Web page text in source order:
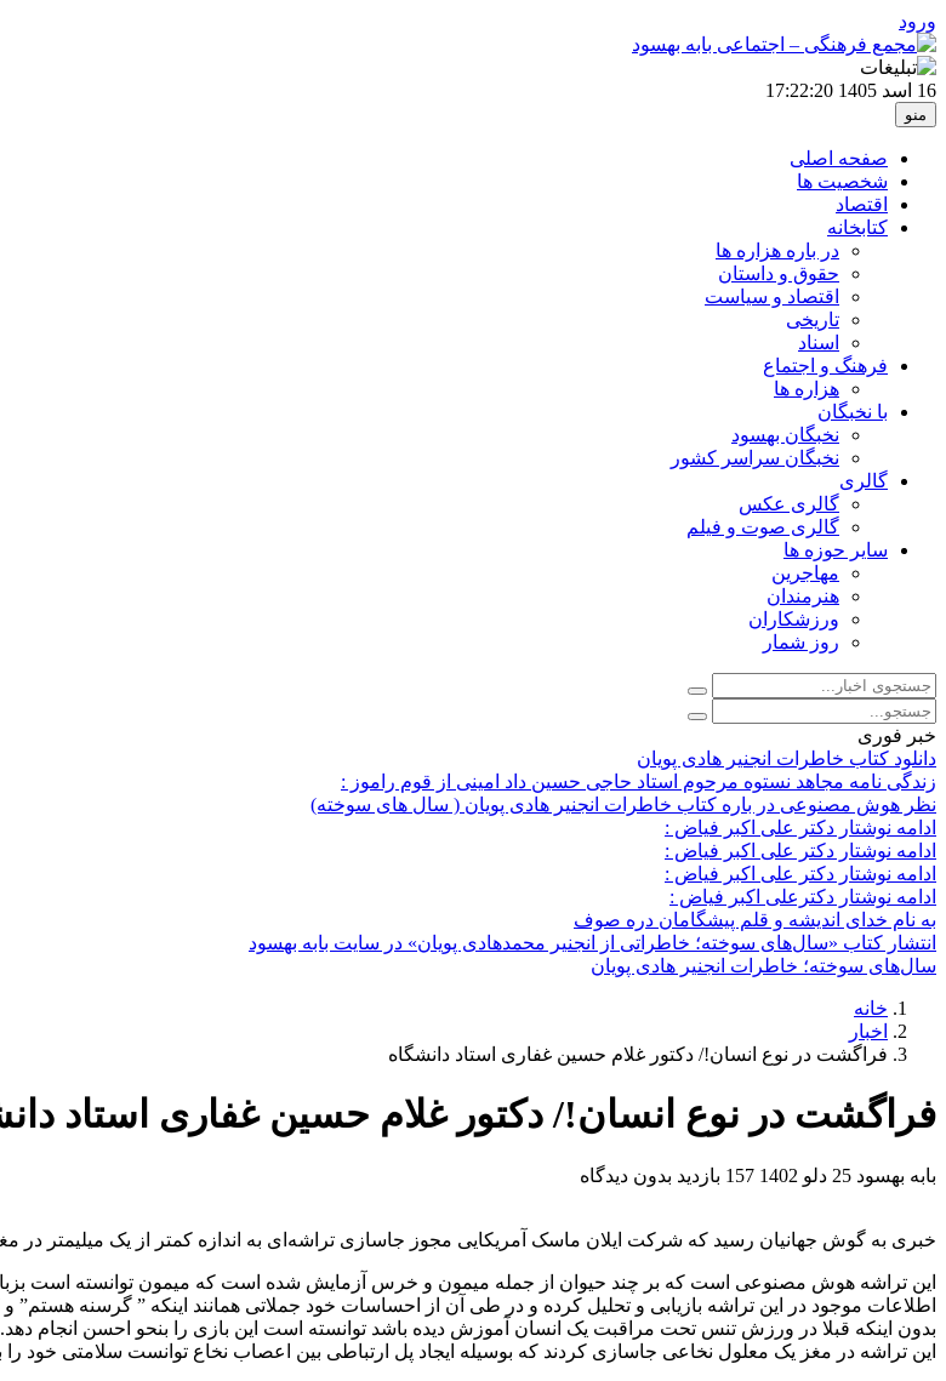
ورود
16 اسد 1405 17:22:20
منو
صفحه اصلی
شخصیت ها
اقتصاد
کتابخانه
در باره هزاره ها
حقوق و داستان
اقتصاد و سیاست
تاریخی
اسناد
فرهنگ و اجتماع
هزاره ها
با نخبگان
نخبگان بهسود
نخبگان سراسر کشور
گالری
گالری عکس
گالری صوت و فیلم
سایر حوزه ها
مهاجرین
هنرمندان
ورزشکاران
روز شمار
خبر فوری
دانلود کتاب خاطرات انجنیر هادی پویان
زندگی نامه مجاهد نستوه مرحوم استاد حاجی حسین داد امینی از قوم راموز :
نظر هوش مصنوعی در باره کتاب خاطرات انجنیر هادی پویان ( سال های سوخته)
ادامه نوشتار دکتر علی اکبر فیاض :
ادامه نوشتار دکتر علی اکبر فیاض :
ادامه نوشتار دکتر علی اکبر فیاض :
ادامه نوشتار دکترعلی اکبر فیاض :
به نام خدای اندیشه و قلم پیشگامان دره صوف
انتشار کتاب «سال‌های سوخته؛ خاطراتی از انجنیر محمدهادی پویان» در سایت بابه بهسود
سال‌های سوخته؛ خاطرات انجنیر هادی پویان
خانه
اخبار
فراگشت در نوع انسان!/ دکتور غلام حسین غفاری استاد دانشگاه
فراگشت در نوع انسان!/ دکتور غلام حسین غفاری استاد
بابه بهسود 25 دلو 1402 157 بازدید بدون دیدگاه
خبری به گوش جهانیان رسید که شرکت ایلان ماسک آمریکایی مجوز جاسازی تراشه‌ای به اندازه کمتر از یک میلیمتر در
این تراشه‌ هوش مصنوعی است که بر چند حیوان از جمله میمون و خرس آزمایش شده است که میمون توانسته است
اطلاعات موجود در این تراشه بازیابی و تحلیل کرده و در طی آن از احساسات خود جملاتی همانند اینکه ” گرسنه هستم”
بدون اینکه قبلا در ورزش تنس تحت مراقبت یک انسان آموزش دیده باشد توانسته است این بازی را بنحو احسن انجام دهد.
این تراشه در مغز یک معلول نخاعی جاسازی کردند که بوسیله ایجاد پل ارتباطی بین اعصاب نخاع توانست سلامتی خود را